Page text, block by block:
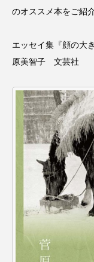
TAG LIST
1975年のケルン
2024年度
2026年
3年生 4年
accototo
CONCLAVE
のオススメ本をご紹
エッセイ集『顔の大
原美智子 文芸社